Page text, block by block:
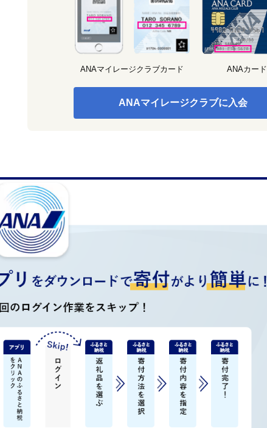
ANAマイレージクラブカード ANAカード
ANAマイレージクラブに入会